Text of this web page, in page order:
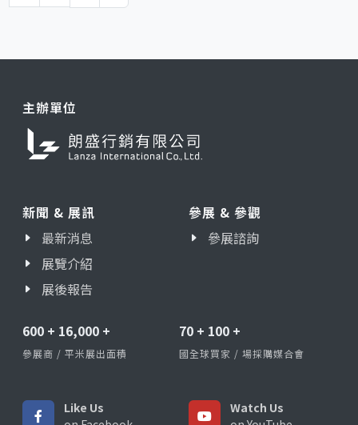
主辦單位
新聞 & 展訊
最新消息
展覽介紹
展後報告
參展 & 參觀
參展諮詢
600 + 16,000 +
參展商 / 平米展出面積
70 + 100 +
國全球買家 / 場採購媒合會
Like Us
Watch Us